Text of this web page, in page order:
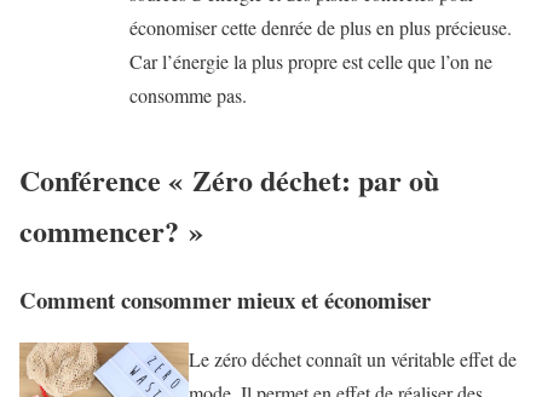
économiser cette denrée de plus en plus précieuse.
Car l’énergie la plus propre est celle que l’on ne
consomme pas.
Conférence « Zéro déchet: par où
commencer? »
Comment consommer mieux et économiser
Le zéro déchet connaît un véritable effet de